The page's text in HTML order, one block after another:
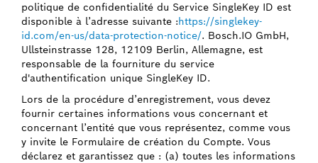
politique de confidentialité du Service SingleKey ID est
disponible à l’adresse suivante :https://singlekey-
id.com/en-us/data-protection-notice/. Bosch.IO GmbH,
Ullsteinstrasse 128, 12109 Berlin, Allemagne, est
responsable de la fourniture du service
d'authentification unique SingleKey ID.
Lors de la procédure d’enregistrement, vous devez
fournir certaines informations vous concernant et
concernant l’entité que vous représentez, comme vous
y invite le Formulaire de création du Compte. Vous
déclarez et garantissez que : (a) toutes les informations